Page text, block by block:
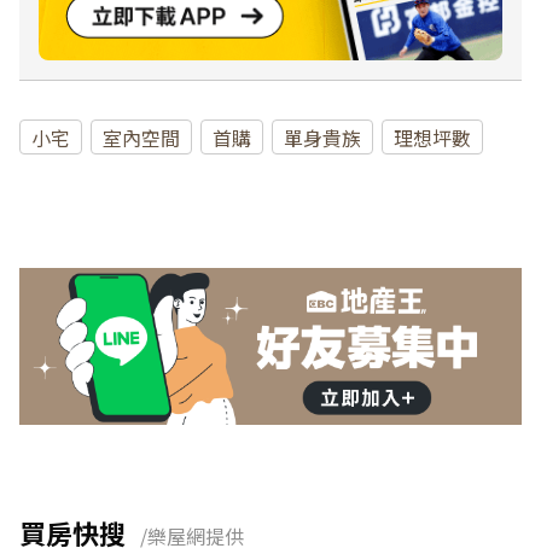
小宅 室內空間 首購 單身貴族 理想坪數
買房快搜 /樂屋網提供